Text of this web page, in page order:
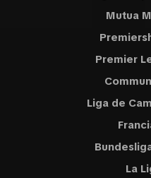
Mutua
Premier
Liga de
La